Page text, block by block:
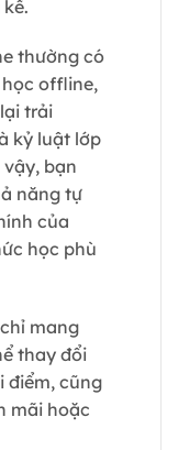
thường có
offline,
trải
kỷ luật lớp
bạn
năng tự
của
học phù
mang
thay đổi
điểm, cũng
mãi hoặc